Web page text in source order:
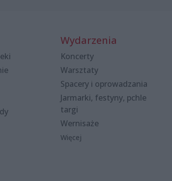
Wydarzenia
Koncerty
Warsztaty
Spacery i oprowadzania
Jarmarki, festyny, pchle
targi
Wernisaże
Więcej